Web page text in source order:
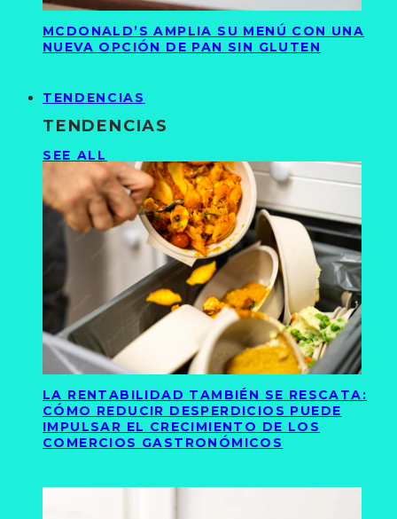
MCDONALD’S AMPLIA SU MENÚ CON UNA
NUEVA OPCIÓN DE PAN SIN GLUTEN
TENDENCIAS
TENDENCIAS
SEE ALL
LA RENTABILIDAD TAMBIÉN SE RESCATA:
CÓMO REDUCIR DESPERDICIOS PUEDE
IMPULSAR EL CRECIMIENTO DE LOS
COMERCIOS GASTRONÓMICOS